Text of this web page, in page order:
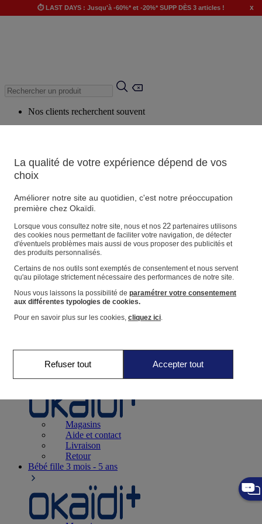
⏱️ LAST DAYS : Jusqu'à -60%* et -20%* SUPP DÈS 3 articles ! x
Nos clients recherchent souvent
Produits suggérés
Voir tous les produits
Magasin
Vos informations personnelles
Suivre une commande
Panier
Favoris
Naissance0-12 mois
Magasins
Aide et contact
Livraison
Retour
Bébé fille 3 mois - 5 ans
La qualité de votre expérience dépend de vos
choix
Améliorer notre site au quotidien, c'est notre préoccupation
première chez Okaïdi.
Lorsque vous consultez notre site, nous et nos 22partenaires utilisons
des cookies nous permettant de faciliter votre navigation, de détecter
d'éventuels problèmes mais aussi de vous proposer des publicités et
des produits personnalisés.
Certains de nos outils sont exemptés de consentement et nous servent
qu'au pilotage strictement nécessaire des performances de notre site.
Nous vous laissons la possibilité de paramétrer votre consentement
aux différentes typologies de cookies.
Pour en savoir plus sur les cookies, cliquez ici.
Refuser tout Accepter tout